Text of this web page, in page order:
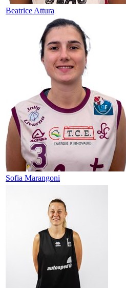
Beatrice Attura
Sofia Marangoni